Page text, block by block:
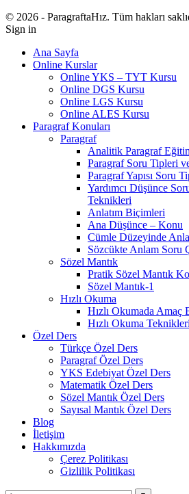
© 2026 - ParagraftaHız. Tüm hakları
Sign in
Ana Sayfa
Online Kurslar
Online YKS – TYT Kursu
Online DGS Kursu
Online LGS Kursu
Online ALES Kursu
Paragraf Konuları
Paragraf
Analitik Paragraf
Paragraf Soru Tipleri
Paragraf Yapısı Soru
Yardımcı Düşünce
Teknikleri
Anlatım Biçimleri
Ana Düşünce – Konu
Cümle Düzeyinde
Sözcükte Anlam Soru
Sözel Mantık
Pratik Sözel Mantık
Sözel Mantık-1
Hızlı Okuma
Hızlı Okumada Amaç
Hızlı Okuma Teknikleri
Özel Ders
Türkçe Özel Ders
Paragraf Özel Ders
YKS Edebiyat Özel Ders
Matematik Özel Ders
Sözel Mantık Özel Ders
Sayısal Mantık Özel Ders
Blog
İletişim
Hakkımızda
Çerez Politikası
Gizlilik Politikası